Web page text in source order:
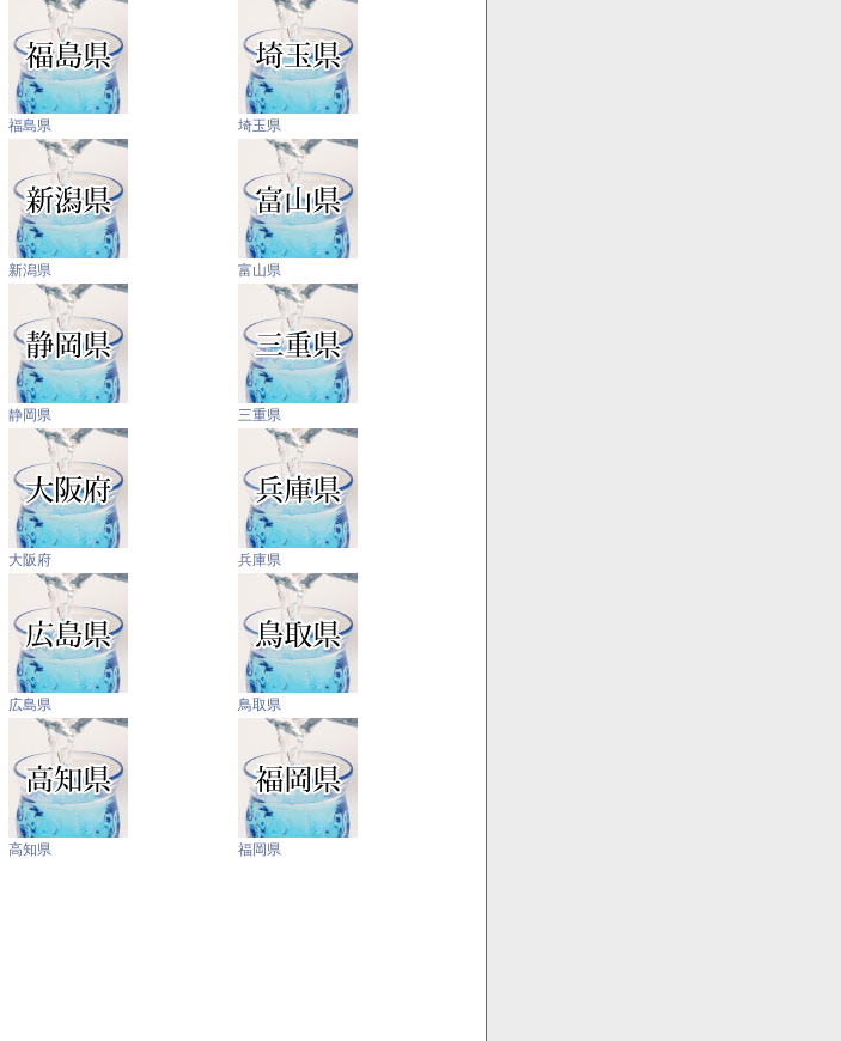
福島県 埼玉県
新潟県 富山県
静岡県 三重県
大阪府 兵庫県
広島県 鳥取県
高知県 福岡県